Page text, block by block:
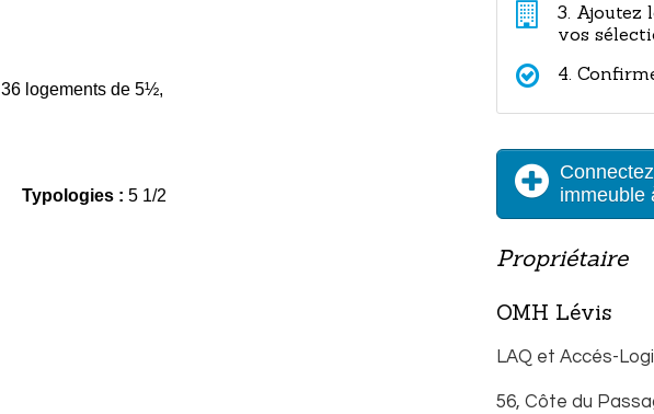
logements de 5½,
Typologies :5 1/2
3. Ajoutez
vos
4.
immeuble
Propriétaire
OMH Lévis
LAQ et Accés-
56, Côte du